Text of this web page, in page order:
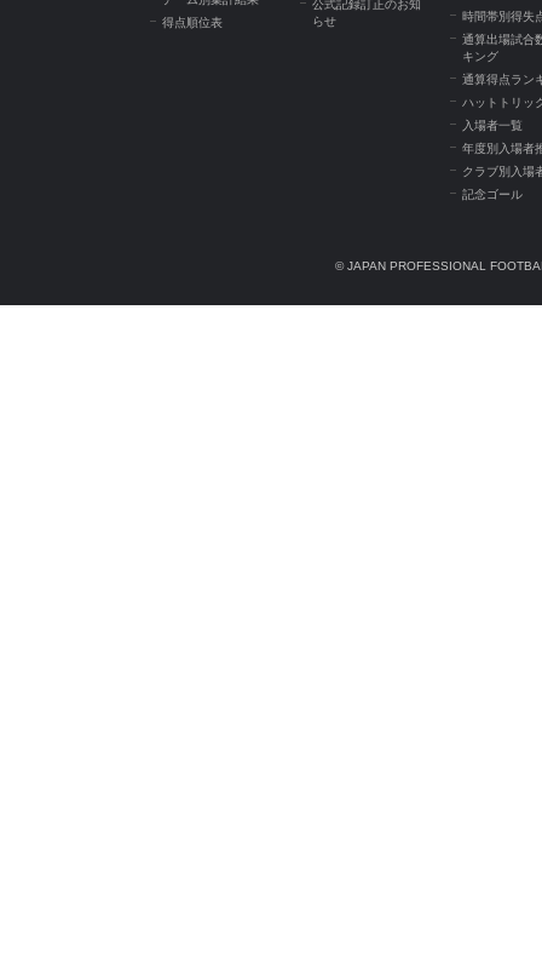
得点順位表
公式記録訂正のお知
らせ
時間帯別得失
通算出場試合
キング
通算得点ラン
ハットトリッ
入場者一覧
年度別入場者
クラブ別入場
記念ゴール
© JAPAN PROFESSIONAL